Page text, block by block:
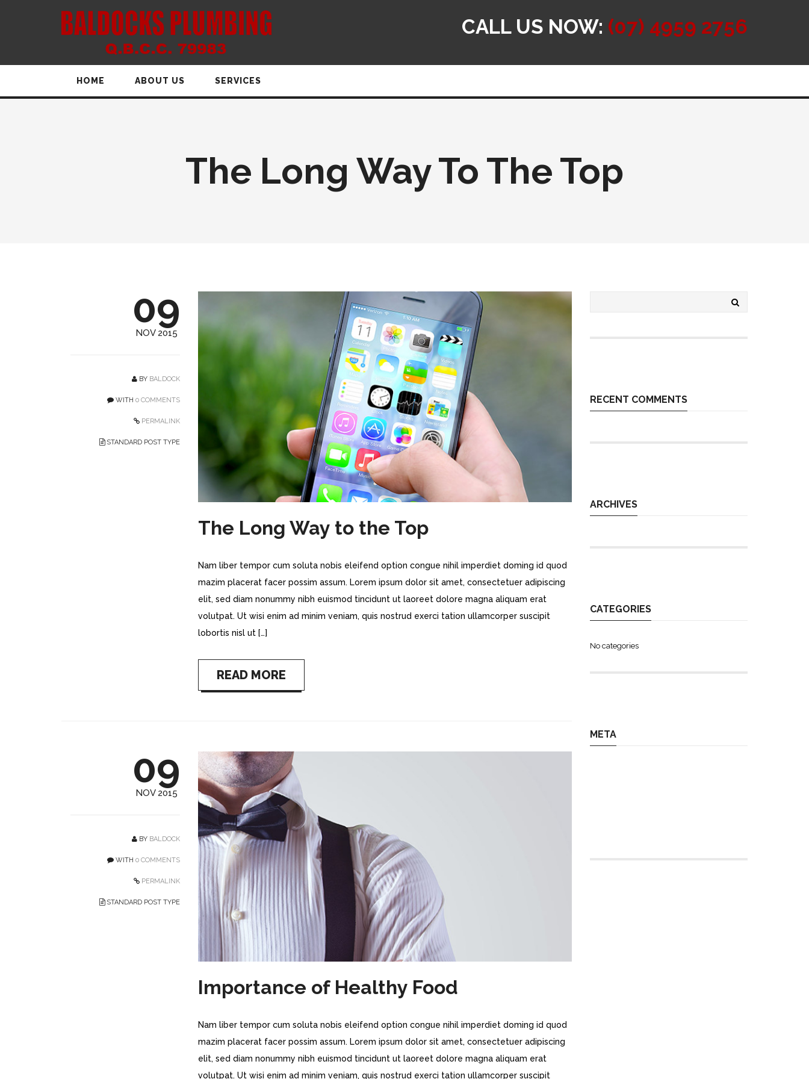
CALL US NOW: (07) 4959 2756
HOME ABOUT US SERVICES
The Long Way To The Top
09
NOV 2015
BY BALDOCK
WITH 0 COMMENTS
PERMALINK
STANDARD POST TYPE
The Long Way to the Top
Nam liber tempor cum soluta nobis eleifend option congue nihil imperdiet doming id quod
mazim placerat facer possim assum. Lorem ipsum dolor sit amet, consectetuer adipiscing
elit, sed diam nonummy nibh euismod tincidunt ut laoreet dolore magna aliquam erat
volutpat. Ut wisi enim ad minim veniam, quis nostrud exerci tation ullamcorper suscipit
lobortis nisl ut […]
READ MORE
09
NOV 2015
BY BALDOCK
WITH 0 COMMENTS
PERMALINK
STANDARD POST TYPE
Importance of Healthy Food
Nam liber tempor cum soluta nobis eleifend option congue nihil imperdiet doming id quod
mazim placerat facer possim assum. Lorem ipsum dolor sit amet, consectetuer adipiscing
elit, sed diam nonummy nibh euismod tincidunt ut laoreet dolore magna aliquam erat
volutpat. Ut wisi enim ad minim veniam, quis nostrud exerci tation ullamcorper suscipit
RECENT COMMENTS
ARCHIVES
CATEGORIES
No categories
META